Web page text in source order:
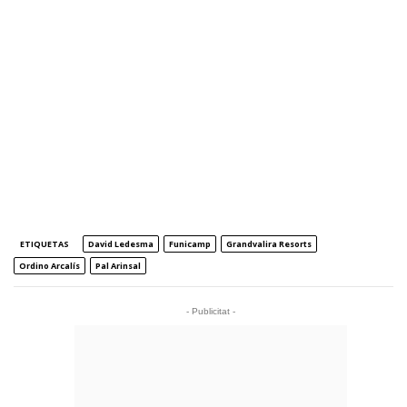
ETIQUETAS David Ledesma Funicamp
Grandvalira Resorts
Ordino Arcalís
Pal Arinsal
- Publicitat -